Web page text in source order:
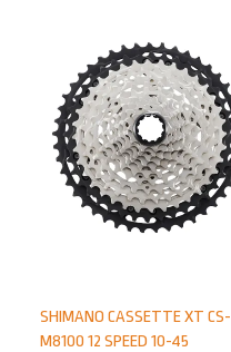
SHIMANO CASSETTE XT CS-
M8100 12 SPEED 10-45